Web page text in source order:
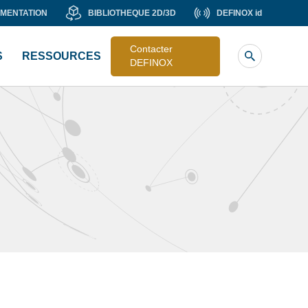
sub
BIBLIOTHEQUE 2D/3D
BIBLIOTHEQUE
DEFINOX id
DEFINOX
RESSOURCES
Contacter
DEFINOX